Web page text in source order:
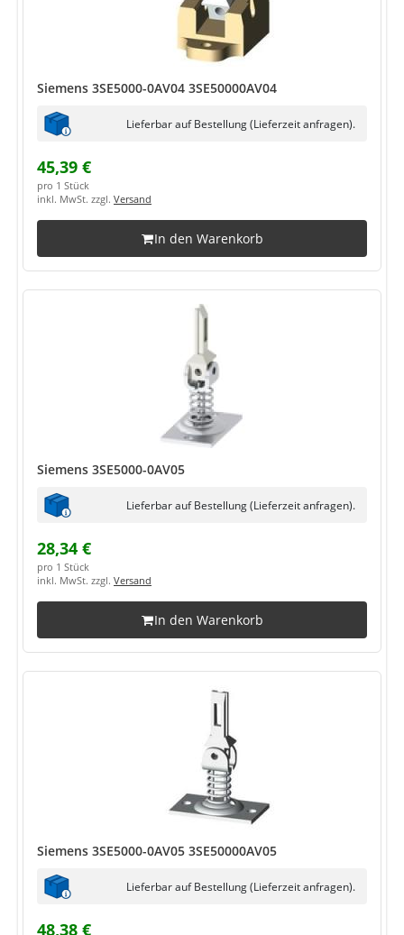
Siemens 3SE5000-0AV04 3SE50000AV04
Lieferbar auf Bestellung (Lieferzeit anfragen).
45,39 €
pro 1 Stück
inkl. MwSt. zzgl. Versand
In den Warenkorb
Siemens 3SE5000-0AV05
Lieferbar auf Bestellung (Lieferzeit anfragen).
28,34 €
pro 1 Stück
inkl. MwSt. zzgl. Versand
In den Warenkorb
Siemens 3SE5000-0AV05 3SE50000AV05
Lieferbar auf Bestellung (Lieferzeit anfragen).
48,38 €